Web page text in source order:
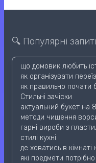
🔍 Популярні
що домовик любить
як організувати
як правильно почати
Стильні зачіски
актуальний букет на
методи чищення
гарні вироби з
стилі кухні
де ховатись в кімнаті
які предмети